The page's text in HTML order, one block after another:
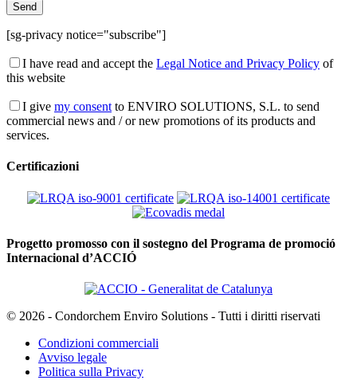
[sg-privacy notice="subscribe"]
I have read and accept the Legal Notice and Privacy Policy of
this website
I give my consent to ENVIRO SOLUTIONS, S.L. to send
commercial news and / or new promotions of its products and
services.
Certificazioni
Progetto promosso con il sostegno del Programa de promoció
Internacional d’ACCIÓ
© 2026 - Condorchem Enviro Solutions - Tutti i diritti riservati
Condizioni commerciali
Avviso legale
Politica sulla Privacy